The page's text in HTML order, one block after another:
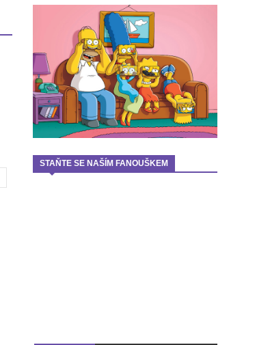
STAŇTE SE NAŠÍM FANOUŠKEM